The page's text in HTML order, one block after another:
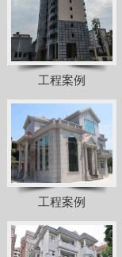
工程案例
工程案例